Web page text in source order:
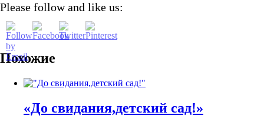
Please follow and like us:
Похожие
«До свидания,детский сад!»